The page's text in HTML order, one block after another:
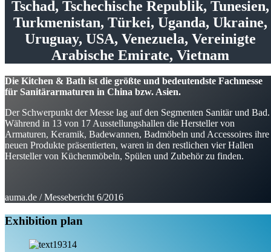
Tschad, Tschechische Republik, Tunesien,
Turkmenistan, Türkei, Uganda, Ukraine,
Uruguay, USA, Venezuela, Vereinigte
Arabische Emirate, Vietnam
Die Kitchen & Bath ist die größte und bedeutendste Fachmesse
für Sanitärarmaturen in China bzw. Asien.
Der Schwerpunkt der Messe lag auf den Segmenten Sanitär und Bad.
Während in 13 von 17 Ausstellungshallen die Hersteller von
Armaturen, Keramik, Badewannen, Badmöbeln und Accessoires ihre
neuen Produkte präsentierten, waren in den restlichen vier Hallen
Hersteller von Küchenmöbeln, Spülen und Zubehör zu finden.
auma.de / Messebericht 6/2016
Exhibition plan